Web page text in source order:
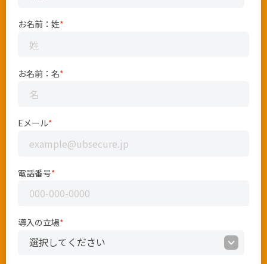
お名前：姓*
お名前：名*
Eメール*
電話番号*
導入の立場*